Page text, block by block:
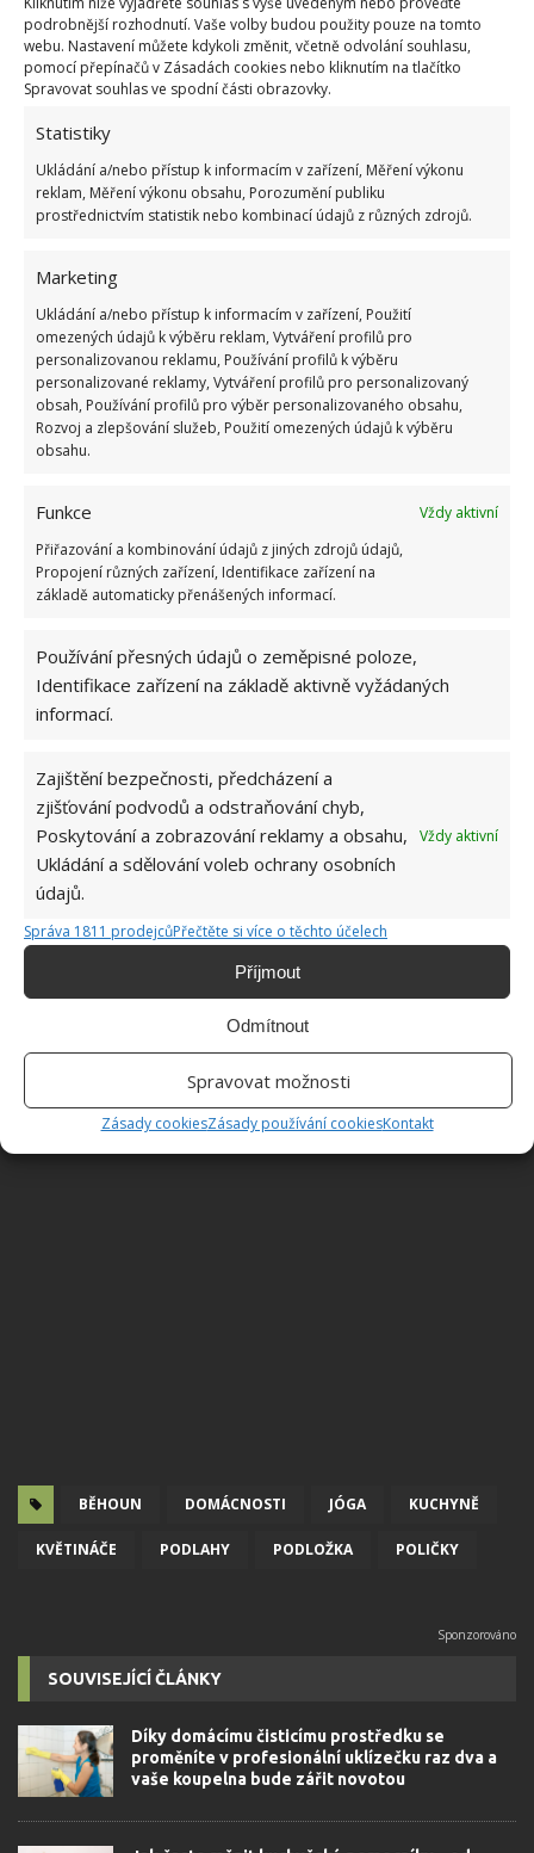
podrobnější rozhodnutí. Vaše volby budou použity pouze na tomto
webu. Nastavení můžete kdykoli změnit, včetně odvolání souhlasu,
pomocí přepínačů v Zásadách cookies nebo kliknutím na tlačítko
Spravovat souhlas ve spodní části obrazovky.
Statistiky
Ukládání a/nebo přístup k informacím v zařízení, Měření výkonu
reklam, Měření výkonu obsahu, Porozumění publiku
prostřednictvím statistik nebo kombinací údajů z různých zdrojů.
Marketing
Ukládání a/nebo přístup k informacím v zařízení, Použití
omezených údajů k výběru reklam, Vytváření profilů pro
personalizovanou reklamu, Používání profilů k výběru
personalizované reklamy, Vytváření profilů pro personalizovaný
obsah, Používání profilů pro výběr personalizovaného obsahu,
Rozvoj a zlepšování služeb, Použití omezených údajů k výběru
obsahu.
Funkce
Vždy aktivní
Přiřazování a kombinování údajů z jiných zdrojů údajů,
Propojení různých zařízení, Identifikace zařízení na
základě automaticky přenášených informací.
Používání přesných údajů o zeměpisné poloze,
Identifikace zařízení na základě aktivně vyžádaných
informací.
Zajištění bezpečnosti, předcházení a
zjišťování podvodů a odstraňování chyb,
Poskytování a zobrazování reklamy a obsahu,
Ukládání a sdělování voleb ochrany osobních
údajů.
Vždy aktivní
Správa 1811 prodejcůPřečtěte si více o těchto účelech
Příjmout
Odmítnout
Spravovat možnosti
Zásady cookiesZásady používání cookiesKontakt
Podložka pro domácího mazlíčka
Mazlíkovi bude jedno, že jde o starší podložku. Pejsci i
kočičky milují dečky, polštářky a podložky. Umístěte
kousek třeba na okenní parapet pro kočičku nebo na
Podsedáky
Pokud máte balkon nebo zahrádku s posezením,
vystřihněte z podložky podsedáky ve tvaru židle. Bude
se vám pohodlněji sedět.
Odvodnění květináče
Vystřihněte dvě až tři kolečka nebo čtverečky a přilepte
je k sobě, doprostřed vyřežte větší díru. Na tuto
podložku pak umístěte květináč. Bude z něj lépe
odtékat voda, než kdyby stál přímo na zemi.
Obrázky: doyouyoga, yogaaccessories
BĚHOUN DOMÁCNOSTI JÓGA KUCHYNĚ
KVĚTINÁČE PODLAHY PODLOŽKA POLIČKY
SOUVISEJÍCÍ ČLÁNKY
Díky domácímu čisticímu prostředku se
proměníte v profesionální uklízečku raz dva a
vaše koupelna bude zářit novotou